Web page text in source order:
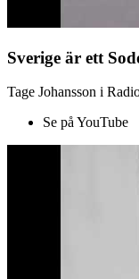
Sverige är ett
Tage Johansson i
Se på YouTube